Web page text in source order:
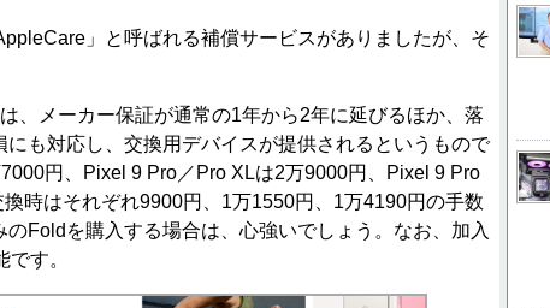
」と呼ばれる補償サービスがありましたが、そ
、メーカー保証が通常の1年から2年に延びるほか、落
にも対応し、交換用デバイスが提供されるというもので
円、Pixel 9 Pro／Pro XLは2万9000円、Pixel 9 Pro
時はそれぞれ9900円、1万1550円、1万4190円の手数
Foldを購入する場合は、心強いでしょう。なお、加入
す。